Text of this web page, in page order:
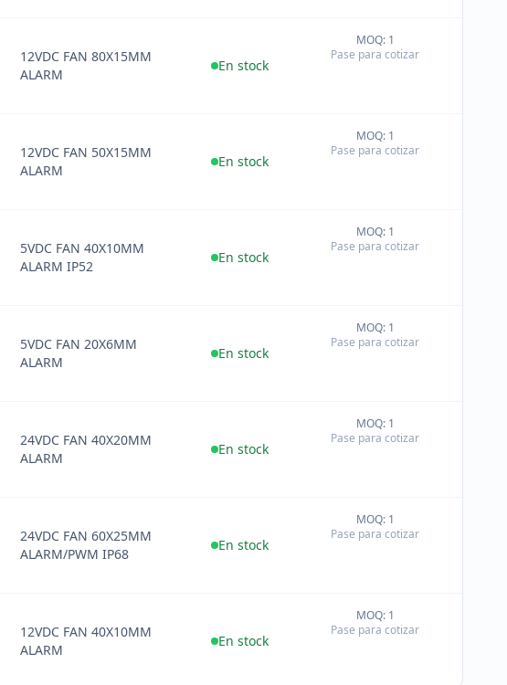
12VDC FAN 80X15MM
ALARM
En stock
MOQ: 1
Pase para cotizar
12VDC FAN 50X15MM
ALARM
En stock
MOQ: 1
Pase para cotizar
5VDC FAN 40X10MM
ALARM IP52
En stock
MOQ: 1
Pase para cotizar
5VDC FAN 20X6MM
ALARM
En stock
MOQ: 1
Pase para cotizar
24VDC FAN 40X20MM
ALARM
En stock
MOQ: 1
Pase para cotizar
24VDC FAN 60X25MM
ALARM/PWM IP68
En stock
MOQ: 1
Pase para cotizar
12VDC FAN 40X10MM
ALARM
En stock
MOQ: 1
Pase para cotizar